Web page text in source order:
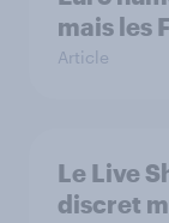
mais les
Article
Le Live
discret